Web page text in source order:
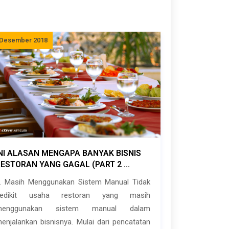
2018
ALASAN MENGAPA BANYAK BISNIS
YANG GAGAL (PART 2 ...
Masih Menggunakan Sistem Manual Tidak
usaha restoran yang masih
sistem manual dalam
bisnisnya. Mulai dari pencatatan